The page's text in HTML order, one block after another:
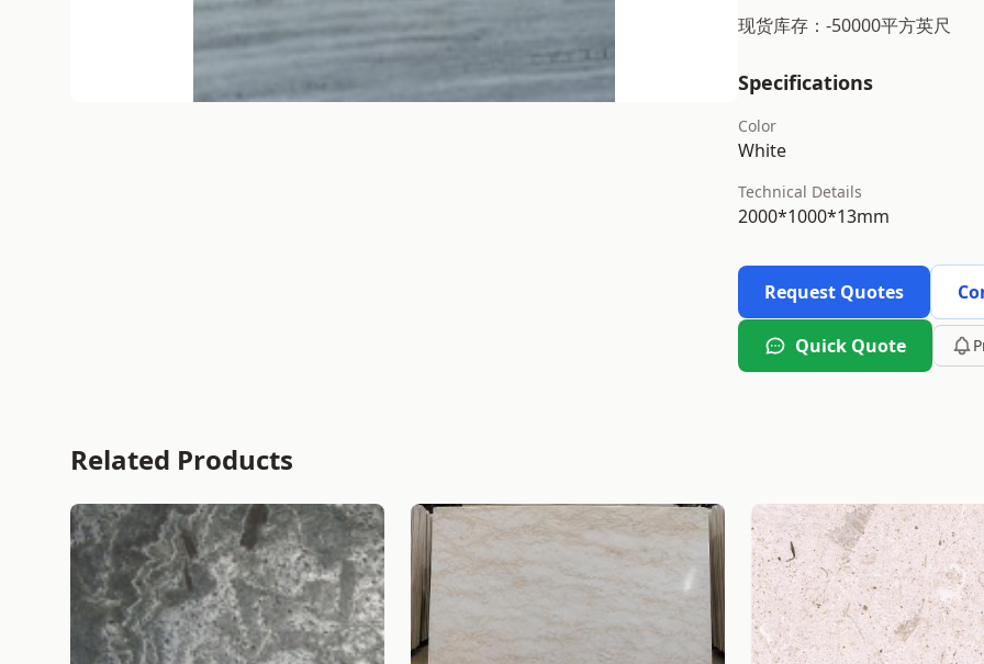
现货库存：-50000平方英尺
Specifications
Color
White
Technical Details
2000*1000*13mm
Request Quotes
Quick Quote
Related Products